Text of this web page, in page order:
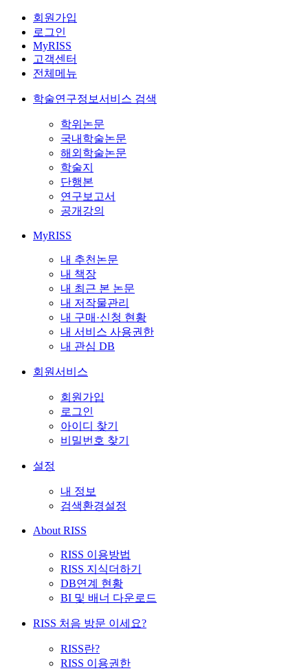
회원가입
로그인
MyRISS
고객센터
전체메뉴
학술연구정보서비스 검색
학위논문
국내학술논문
해외학술논문
학술지
단행본
연구보고서
공개강의
MyRISS
내 추천논문
내 책장
내 최근 본 논문
내 저작물관리
내 구매·신청 현황
내 서비스 사용권한
내 관심 DB
회원서비스
회원가입
로그인
아이디 찾기
비밀번호 찾기
설정
내 정보
검색환경설정
About RISS
RISS 이용방법
RISS 지식더하기
DB연계 현황
BI 및 배너 다운로드
RISS 처음 방문 이세요?
RISS란?
RISS 이용권한